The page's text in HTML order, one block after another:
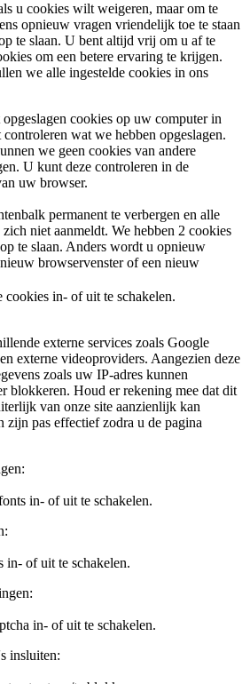
u cookies wilt weigeren, maar om te
opnieuw vragen vriendelijk toe te staan
te slaan. U bent altijd vrij om u af te
om een betere ervaring te krijgen.
we alle ingestelde cookies in ons
cookies op uw computer in
wat we hebben opgeslagen.
we geen cookies van andere
U kunt deze controleren in de
uw browser.
permanent te verbergen en alle
niet aanmeldt. We hebben 2 cookies
te slaan. Anders wordt u opnieuw
browservenster of een nieuw
cookies in- of uit te schakelen.
externe services zoals Google
externe videoproviders. Aangezien deze
zoals uw IP-adres kunnen
blokkeren. Houd er rekening mee dat dit
van onze site aanzienlijk kan
pas effectief zodra u de pagina
in- of uit te schakelen.
of uit te schakelen.
in- of uit te schakelen.
insluiten: